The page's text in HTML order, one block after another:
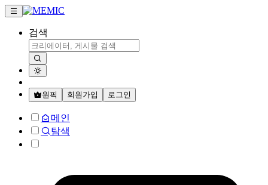
검색
원픽 회원가입 로그인
메인
탐색